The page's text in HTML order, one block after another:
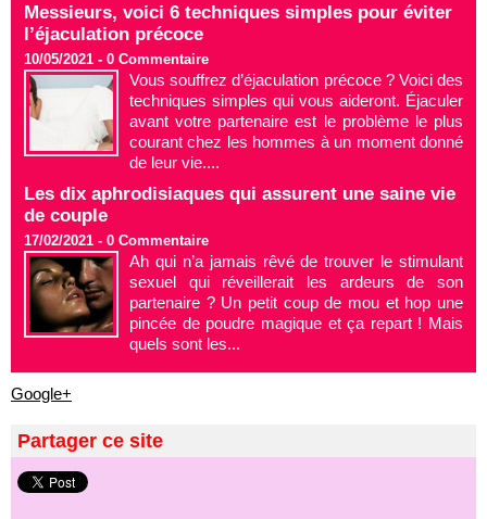
Messieurs, voici 6 techniques simples pour éviter
l’éjaculation précoce
10/05/2021 - 0 Commentaire
Vous souffrez d’éjaculation précoce ? Voici des
techniques simples qui vous aideront. Éjaculer
avant votre partenaire est le problème le plus
courant chez les hommes à un moment donné
de leur vie....
Les dix aphrodisiaques qui assurent une saine vie
de couple
17/02/2021 - 0 Commentaire
Ah qui n’a jamais rêvé de trouver le stimulant
sexuel qui réveillerait les ardeurs de son
partenaire ? Un petit coup de mou et hop une
pincée de poudre magique et ça repart ! Mais
quels sont les...
Google+
Partager ce site